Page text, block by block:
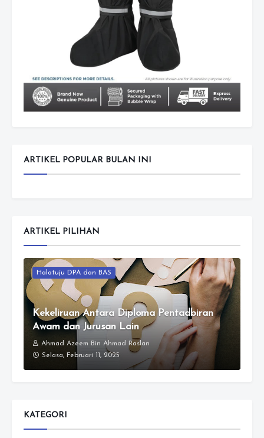
ARTIKEL POPULAR BULAN INI
ARTIKEL PILIHAN
Halatuju DPA dan BAS
Kekeliruan Antara Diploma Pentadbiran
Awam dan Jurusan Lain
Ahmad Azeem Bin Ahmad Raslan
Selasa, Februari 11, 2025
KATEGORI